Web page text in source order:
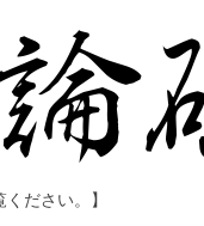
ださい。】